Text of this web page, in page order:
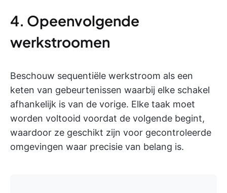
4. Opeenvolgende
werkstroomen
Beschouw sequentiële werkstroom als een
keten van gebeurtenissen waarbij elke schakel
afhankelijk is van de vorige. Elke taak moet
worden voltooid voordat de volgende begint,
waardoor ze geschikt zijn voor gecontroleerde
omgevingen waar precisie van belang is.